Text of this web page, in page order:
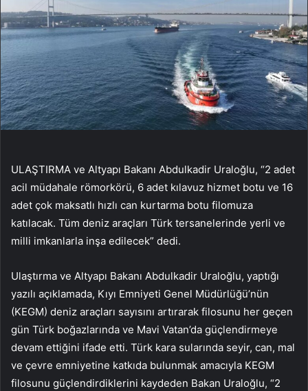
ULAŞTIRMA ve Altyapı Bakanı Abdulkadir Uraloğlu, “2 adet
acil müdahale römorkörü, 6 adet kılavuz hizmet botu ve 16
adet çok maksatlı hızlı can kurtarma botu filomuza
katılacak. Tüm deniz araçları Türk tersanelerinde yerli ve
milli imkanlarla inşa edilecek” dedi.
Ulaştırma ve Altyapı Bakanı Abdulkadir Uraloğlu, yaptığı
yazılı açıklamada, Kıyı Emniyeti Genel Müdürlüğü’nün
(KEGM) deniz araçları sayısını artırarak filosunu her geçen
gün Türk boğazlarında ve Mavi Vatan’da güçlendirmeye
devam ettiğini ifade etti. Türk kara sularında seyir, can, mal
ve çevre emniyetine katkıda bulunmak amacıyla KEGM
filosunu güçlendirdiklerini kaydeden Bakan Uraloğlu, “2